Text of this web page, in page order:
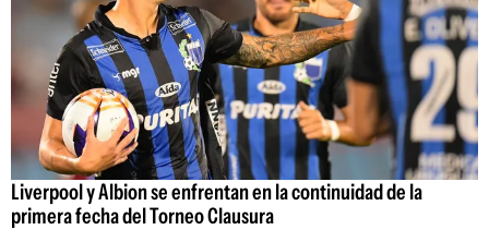
Liverpool y Albion se enfrentan en la continuidad de la
primera fecha del Torneo Clausura